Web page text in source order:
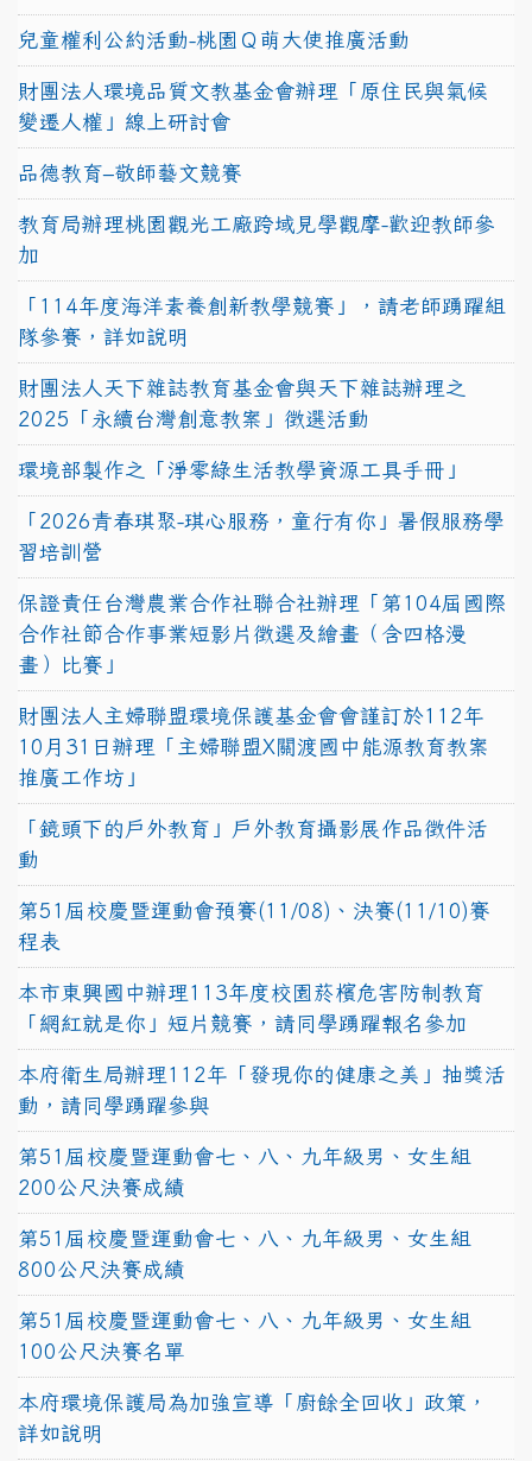
兒童權利公約活動-桃園Ｑ萌大使推廣活動
財團法人環境品質文教基金會辦理「原住民與氣候
變遷人權」線上研討會
品德教育–敬師藝文競賽
教育局辦理桃園觀光工廠跨域見學觀摩-歡迎教師參
加
「114年度海洋素養創新教學競賽」，請老師踴躍組
隊參賽，詳如說明
財團法人天下雜誌教育基金會與天下雜誌辦理之
2025「永續台灣創意教案」徵選活動
環境部製作之「淨零綠生活教學資源工具手冊」
「2026青春琪聚-琪心服務，童行有你」暑假服務學
習培訓營
保證責任台灣農業合作社聯合社辦理「第104屆國際
合作社節合作事業短影片徵選及繪畫（含四格漫
畫）比賽」
財團法人主婦聯盟環境保護基金會會謹訂於112年
10月31日辦理「主婦聯盟X關渡國中能源教育教案
推廣工作坊」
「鏡頭下的戶外教育」戶外教育攝影展作品徵件活
動
第51屆校慶暨運動會預賽(11/08)、決賽(11/10)賽
程表
本市東興國中辦理113年度校園菸檳危害防制教育
「網紅就是你」短片競賽，請同學踴躍報名參加
本府衛生局辦理112年「發現你的健康之美」抽獎活
動，請同學踴躍參與
第51屆校慶暨運動會七、八、九年級男、女生組
200公尺決賽成績
第51屆校慶暨運動會七、八、九年級男、女生組
800公尺決賽成績
第51屆校慶暨運動會七、八、九年級男、女生組
100公尺決賽名單
本府環境保護局為加強宣導「廚餘全回收」政策，
詳如說明